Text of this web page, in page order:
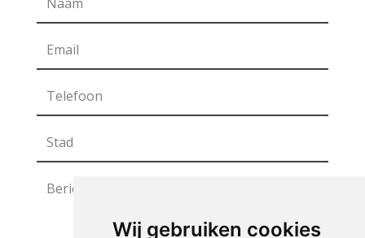
Wij gebruiken cookies